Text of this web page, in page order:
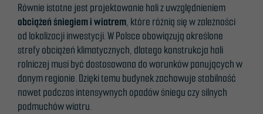
Równie istotne jest projektowanie hali z uwzględnieniem
obciążeń śniegiem i wiatrem, które różnią się w zależności
od lokalizacji inwestycji. W Polsce obowiązują określone
strefy obciążeń klimatycznych, dlatego konstrukcja hali
rolniczej musi być dostosowana do warunków panujących w
danym regionie. Dzięki temu budynek zachowuje stabilność
nawet podczas intensywnych opadów śniegu czy silnych
podmuchów wiatru.
Nødvendig
Disse
informasjonskapslene